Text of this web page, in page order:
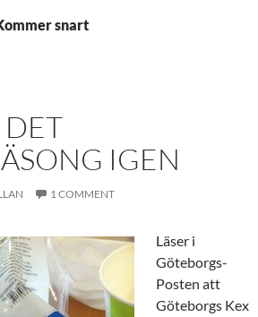
snart
DET
IGEN
1 COMMENT
Läser i
Göteborgs-
Posten att
Göteborgs Kex